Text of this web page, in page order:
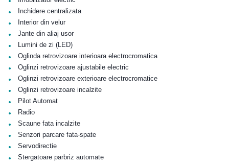
• Inchidere centralizata
• Interior din velur
• Jante din aliaj usor
• Lumini de zi (LED)
• Oglinda retrovizoare interioara electrocromatica
• Oglinzi retrovizoare ajustabile electric
• Oglinzi retrovizoare exterioare electrocromatice
• Oglinzi retrovizoare incalzite
• Pilot Automat
• Radio
• Scaune fata incalzite
• Senzori parcare fata-spate
• Servodirectie
• Stergatoare parbriz automate